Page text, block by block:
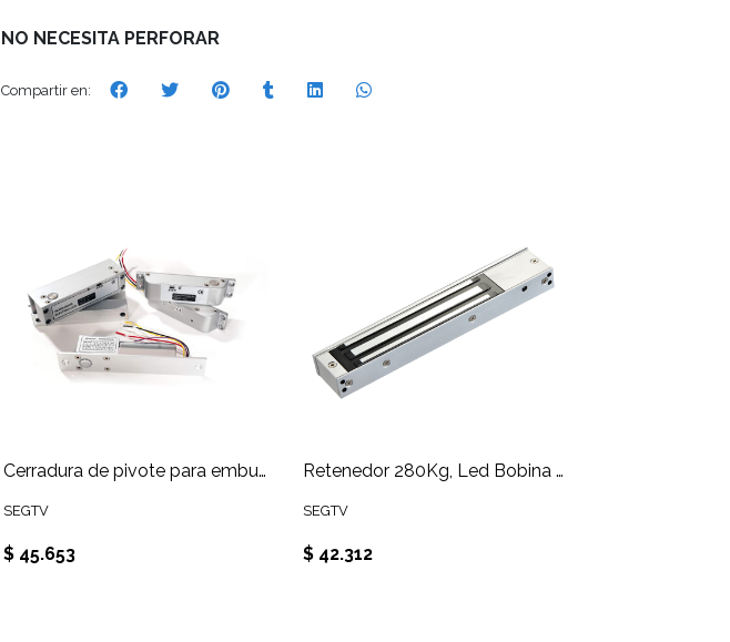
NO NECESITA PERFORAR
Compartir en:
Cerradura de pivote para embutir. Temporizador 12 VDC
SEGTV
$ 45.653
Retenedor 280Kg, Led Bobina 100% cobre
SEGTV
$ 42.312